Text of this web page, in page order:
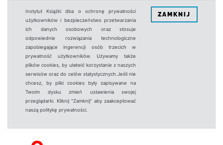
Instytut Książki dba o ochronę prywatności
użytkowników i bezpieczeństwo przetwarzania
ich danych osobowych oraz stosuje
odpowiednie rozwiązania technologiczne
zapobiegające ingerencji osób trzecich w
prywatność użytkowników. Używamy także
plików cookies, by ułatwić korzystanie z naszych
serwisów oraz do celów statystycznych.Jeśli nie
chcesz, by pliki cookies były zapisywane na
Twoim dysku zmień ustawienia swojej
przeglądarki. Kliknij "Zamknij" aby zaakceptować
naszą politykę prywatności.
ZAMKNIJ